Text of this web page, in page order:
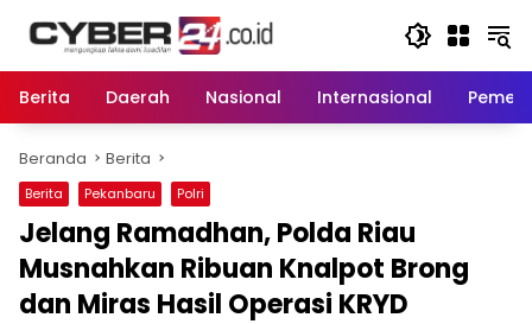
Berita
Daerah Nasional Internasional
Beranda Berita
Berita Pekanbaru Polri
Jelang Ramadhan, Polda Riau
Musnahkan Ribuan Knalpot Brong
dan Miras Hasil Operasi KRYD